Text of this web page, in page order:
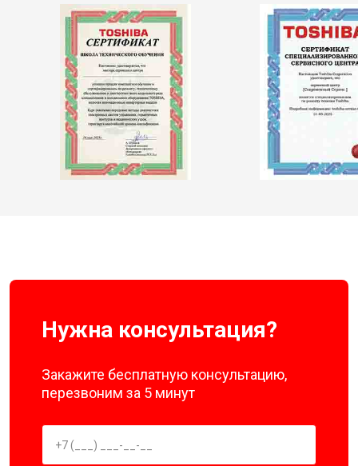
Нужна консультация?
Закажите бесплатную консультацию,
перезвоним за 5 минут